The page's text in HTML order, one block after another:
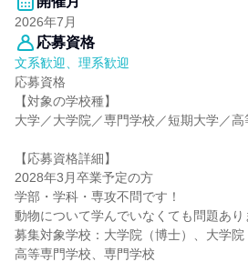
2026年7月
応募資格
文系歓迎、理系歓迎
応募資格
【対象の学校種】
大学／大学院／専門学校／短期大学／高
【応募資格詳細】
2028年3月卒業予定の方
学部・学科・専攻不問です！
動物について学んでいなくても問題あり
募集対象学校：大学院（博士）、大学院
高等専門学校、専門学校